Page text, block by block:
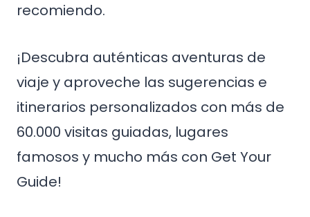
recomiendo.
¡Descubra auténticas aventuras de
viaje y aproveche las sugerencias e
itinerarios personalizados con más de
60.000 visitas guiadas, lugares
famosos y mucho más con Get Your
Guide!